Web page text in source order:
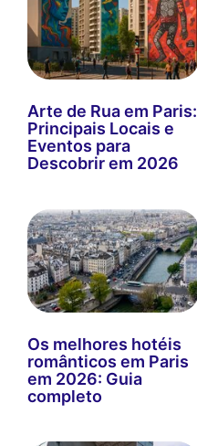
Arte de Rua em Paris:
Principais Locais e
Eventos para
Descobrir em 2026
Os melhores hotéis
românticos em Paris
em 2026: Guia
completo